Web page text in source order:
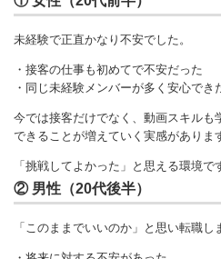
未経験で正直かなり不安でした。
・接客の仕事も初めてで不安だった
・同じ未経験メンバーが多く安心でき
今では接客だけでなく、動画スキルも
できることが増えていく実感がありま
「挑戦してよかった」と思える環境で
② 男性（20代後半）
「このままでいいのか」と思い転職し